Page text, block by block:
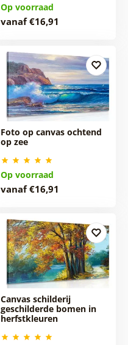
Op voorraad
vanaf €16,91
Foto op canvas ochtend
op zee
Op voorraad
vanaf €16,91
Canvas schilderij
geschilderde bomen in
herfstkleuren